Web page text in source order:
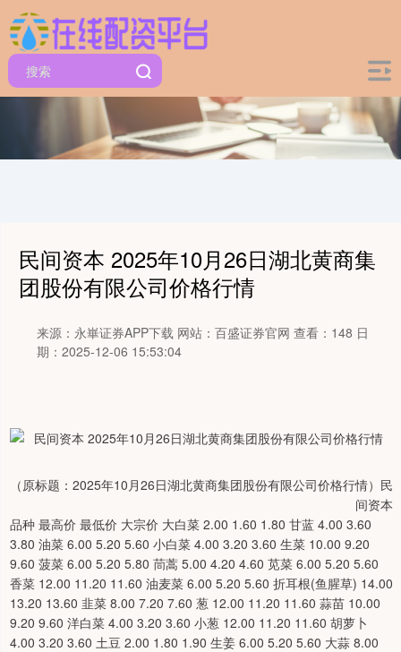
民间资本 2025年10月26日湖北黄商集
团股份有限公司价格行情
来源：永崋证券APP下载 网站：百盛证券官网 查看：148 日
期：2025-12-06 15:53:04
（原标题：2025年10月26日湖北黄商集团股份有限公司价格行情）民
间资本
品种 最高价 最低价 大宗价 大白菜 2.00 1.60 1.80 甘蓝 4.00 3.60
3.80 油菜 6.00 5.20 5.60 小白菜 4.00 3.20 3.60 生菜 10.00 9.20
9.60 菠菜 6.00 5.20 5.80 茼蒿 5.00 4.20 4.60 苋菜 6.00 5.20 5.60
香菜 12.00 11.20 11.60 油麦菜 6.00 5.20 5.60 折耳根(鱼腥草) 14.00
13.20 13.60 韭菜 8.00 7.20 7.60 葱 12.00 11.20 11.60 蒜苗 10.00
9.20 9.60 洋白菜 4.00 3.20 3.60 小葱 12.00 11.20 11.60 胡萝卜
4.00 3.20 3.60 土豆 2.00 1.80 1.90 生姜 6.00 5.20 5.60 大蒜 8.00